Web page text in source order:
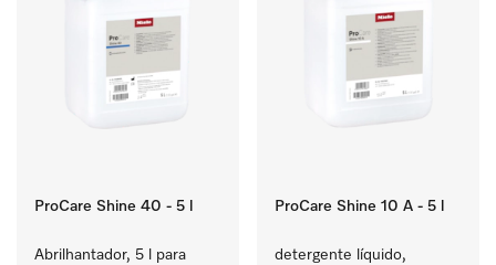
ProCare Shine 40 - 5 l
Abrilhantador, 5 l para
ProCare Shine 10 A - 5 l
detergente líquido,